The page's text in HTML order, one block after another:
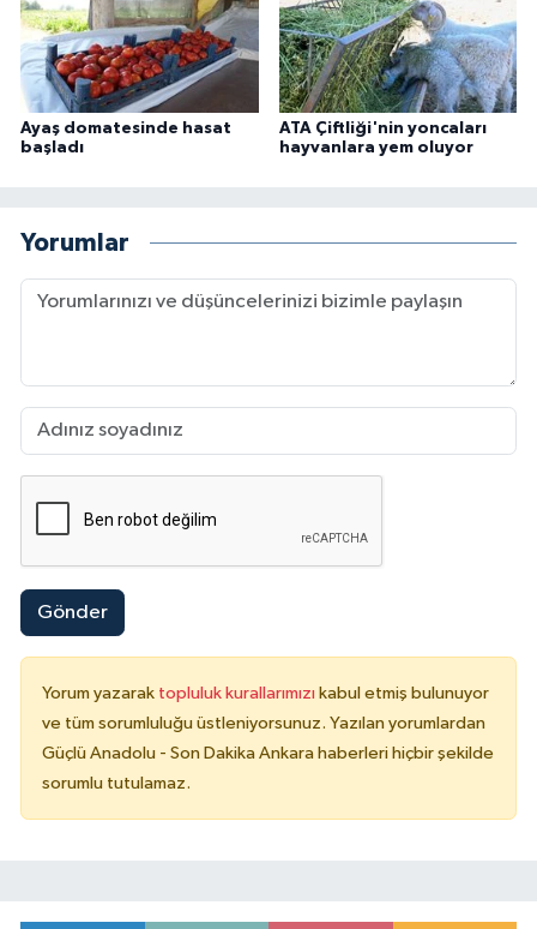
Ayaş domatesinde hasat
başladı
ATA Çiftliği'nin yoncaları
hayvanlara yem oluyor
Yorumlar
Gönder
Yorum yazarak topluluk kurallarımızı kabul etmiş bulunuyor
ve tüm sorumluluğu üstleniyorsunuz. Yazılan yorumlardan
Güçlü Anadolu - Son Dakika Ankara haberleri hiçbir şekilde
sorumlu tutulamaz.